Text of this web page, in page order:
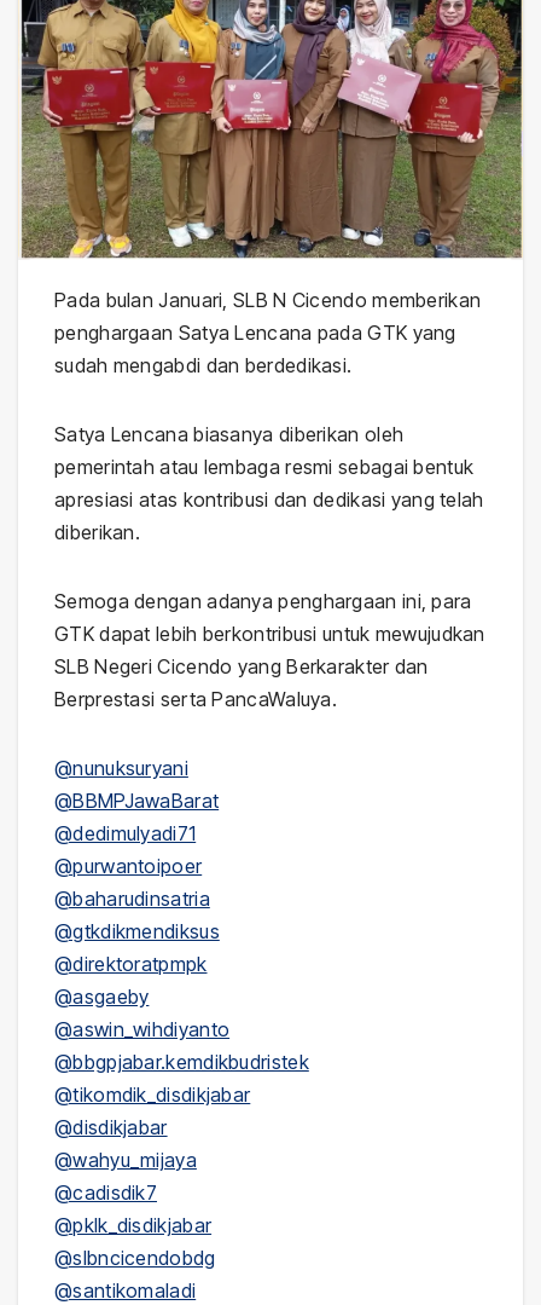
Pada bulan Januari, SLB N Cicendo memberikan
penghargaan Satya Lencana pada GTK yang
sudah mengabdi dan berdedikasi.
Satya Lencana biasanya diberikan oleh
pemerintah atau lembaga resmi sebagai bentuk
apresiasi atas kontribusi dan dedikasi yang telah
diberikan.
Semoga dengan adanya penghargaan ini, para
GTK dapat lebih berkontribusi untuk mewujudkan
SLB Negeri Cicendo yang Berkarakter dan
Berprestasi serta PancaWaluya.
@nunuksuryani
@BBMPJawaBarat
@dedimulyadi71
@purwantoipoer
@baharudinsatria
@gtkdikmendiksus
@direktoratpmpk
@asgaeby
@aswin_wihdiyanto
@bbgpjabar.kemdikbudristek
@tikomdik_disdikjabar
@disdikjabar
@wahyu_mijaya
@cadisdik7
@pklk_disdikjabar
@slbncicendobdg
@santikomaladi